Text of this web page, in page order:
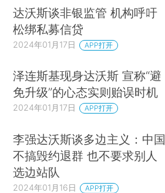
达沃斯谈非银监管 机构呼吁
松绑私募信贷
2024年01月17日 APP打开
泽连斯基现身达沃斯 宣称“避
免升级”的心态实则贻误时机
2024年01月17日 APP打开
李强达沃斯谈多边主义：中国
不搞毁约退群 也不要求别人
选边站队
2024年01月16日 APP打开